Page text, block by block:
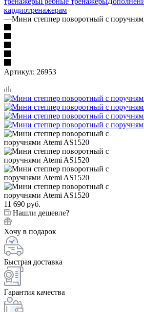
кардиотренажерам
—Мини степпер поворотный с
Артикул: 26953
11 690 руб.
Нашли дешевле?
Хочу в подарок
Быстрая доставка
Гарантия качества